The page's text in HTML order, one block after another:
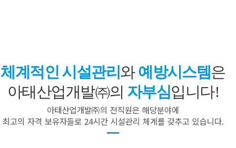
체계적인 시설관리와예방시스템은
아태산업개발㈜의 자부심입니다!
아태산업개발㈜의 전직원은 해당분야에
최고의 자격 보유자들로 24시간 시설관리 체계를 갖추고 있습니다.